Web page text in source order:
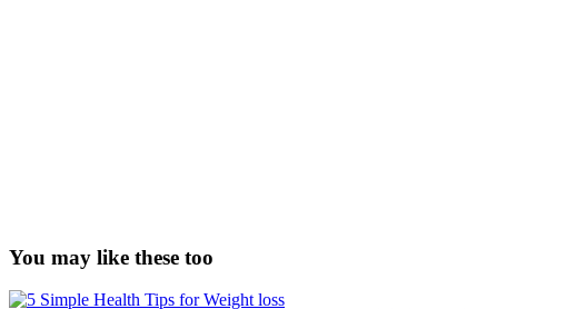
You may like these too